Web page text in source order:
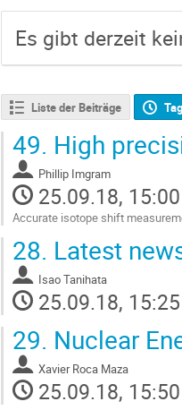
Es gibt derzeit
Liste der Beiträge
49. High
Phillip Imgram
25.09.18, 15:00
Accurate isotope shift
to
contribution
page
28. Latest
Isao Tanihata
25.09.18, 15:25
29. Nuclear
Xavier Roca Maza
25.09.18, 15:50